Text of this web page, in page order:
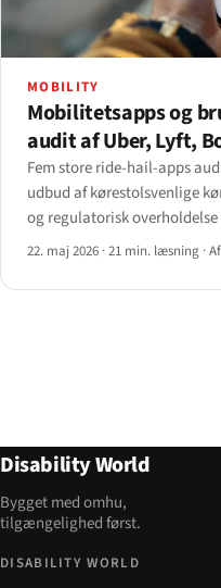
MOBILITY
Mobilitetsapps og
audit af Uber, Lyft,
Fem store ride-hail-apps
udbud af kørestolsvenlige
og regulatorisk
testture.
22. maj 2026 ·21 min. læsning ·
Disability World
Bygget med omhu,
tilgængelighed først.
DISABILITY WORLD